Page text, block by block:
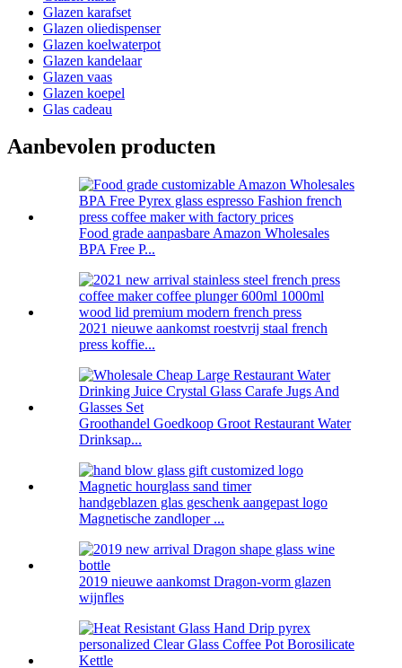
Glazen karafset
Glazen oliedispenser
Glazen koelwaterpot
Glazen kandelaar
Glazen vaas
Glazen koepel
Glas cadeau
Aanbevolen producten
Food grade aanpasbare Amazon Wholesales
BPA Free P...
2021 nieuwe aankomst roestvrij staal french
press koffie...
Groothandel Goedkoop Groot Restaurant Water
Drinksap...
handgeblazen glas geschenk aangepast logo
Magnetische zandloper ...
2019 nieuwe aankomst Dragon-vorm glazen
wijnfles